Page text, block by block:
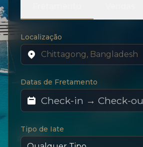
Localização
Datas de Fretamento
Tipo de Iate